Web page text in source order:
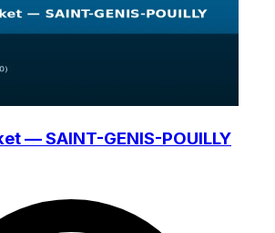
— SAINT-GENIS-POUILLY